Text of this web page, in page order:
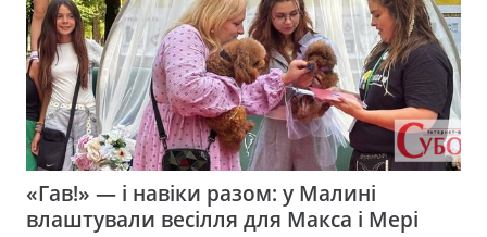
«Гав!» — і навіки разом: у Малині
влаштували весілля для Макса і Мері